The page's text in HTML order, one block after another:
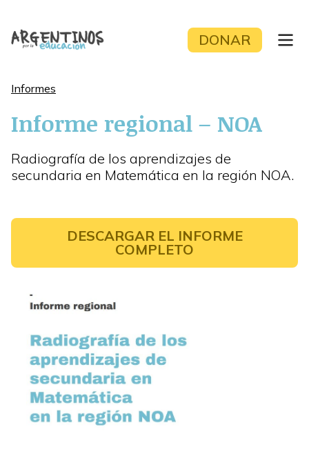
content
DONAR
Informes
Informe regional – NOA
Radiografía de los aprendizajes de
secundaria en Matemática en la región NOA.
DESCARGAR EL INFORME
COMPLETO